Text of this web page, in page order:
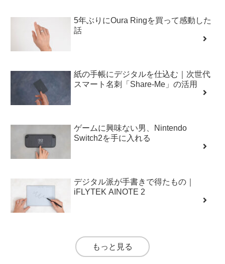
5年ぶりにOura Ringを買って感動した
話
紙の手帳にデジタルを仕込む｜次世代
スマート名刺「Share-Me」の活用
ゲームに興味ない男、Nintendo
Switch2を手に入れる
デジタル派が手書きで得たもの｜
iFLYTEK AINOTE 2
もっと見る